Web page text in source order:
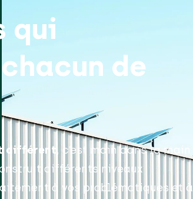
qui
de
différent, c’est main dans la main
différents niveaux
à vos problématiques et à